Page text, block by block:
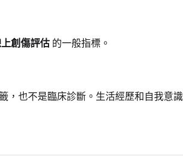
創傷評估 的一般指標。
也不是臨床診斷。生活經歷和自我意